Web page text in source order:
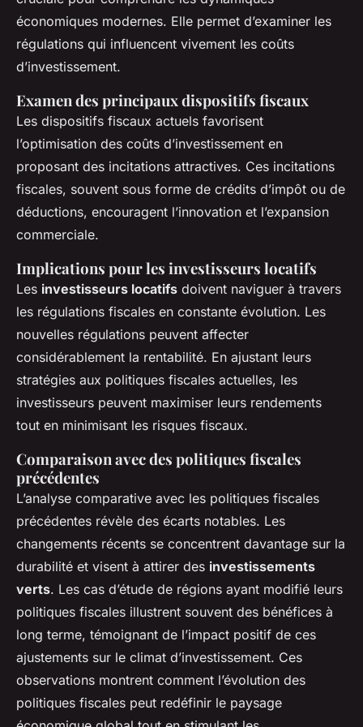
économiques modernes. Elle permet d’examiner les
régulations qui influencent vivement les coûts
d’investissement.
Examen des principaux dispositifs fiscaux
Les dispositifs fiscaux actuels favorisent
l’optimisation des coûts d’investissement en
proposant des incitations attractives. Ces incitations
fiscales, souvent sous forme de crédits d’impôt ou de
déductions, encouragent l’innovation et l’expansion
commerciale.
Implications pour les investisseurs locatifs
Les investisseurs locatifs doivent naviguer à travers
les régulations fiscales en constante évolution. Les
nouvelles régulations peuvent affecter
considérablement la rentabilité. En ajustant leurs
stratégies aux politiques fiscales actuelles, les
investisseurs peuvent maximiser leurs rendements
tout en minimisant les risques fiscaux.
Comparaison avec des politiques fiscales
précédentes
L’analyse comparative avec les politiques fiscales
précédentes révèle des écarts notables. Les
changements récents se concentrent davantage sur la
durabilité et visent à attirer des investissements
verts. Les cas d’étude de régions ayant modifié leurs
politiques fiscales illustrent souvent des bénéfices à
long terme, témoignant de l’impact positif de ces
ajustements sur le climat d’investissement. Ces
observations montrent comment l’évolution des
politiques fiscales peut redéfinir le paysage